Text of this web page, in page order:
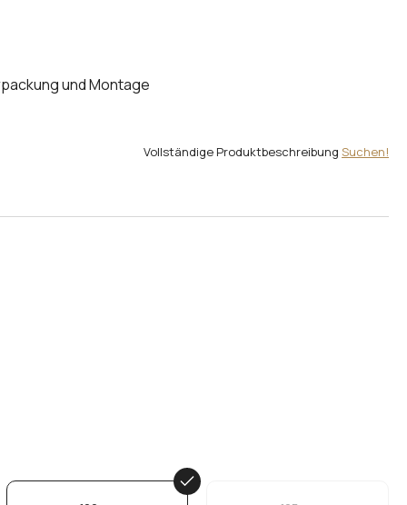
und Montage
Vollständige Produktbeschreibung Suchen!